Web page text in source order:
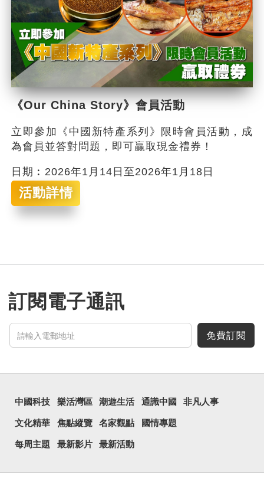
《Our China Story》會員活動
立即參加《中國新特產系列》限時會員活動，成
為會員並答對問題，即可贏取現金禮券！
日期︰2026年1月14日至2026年1月18日
活動詳情
訂閱電子通訊
免費訂閱
中國科技 樂活灣區 潮遊生活 通識中國 非凡人事
文化精華 焦點縱覽 名家觀點 國情專題
每周主題 最新影片 最新活動